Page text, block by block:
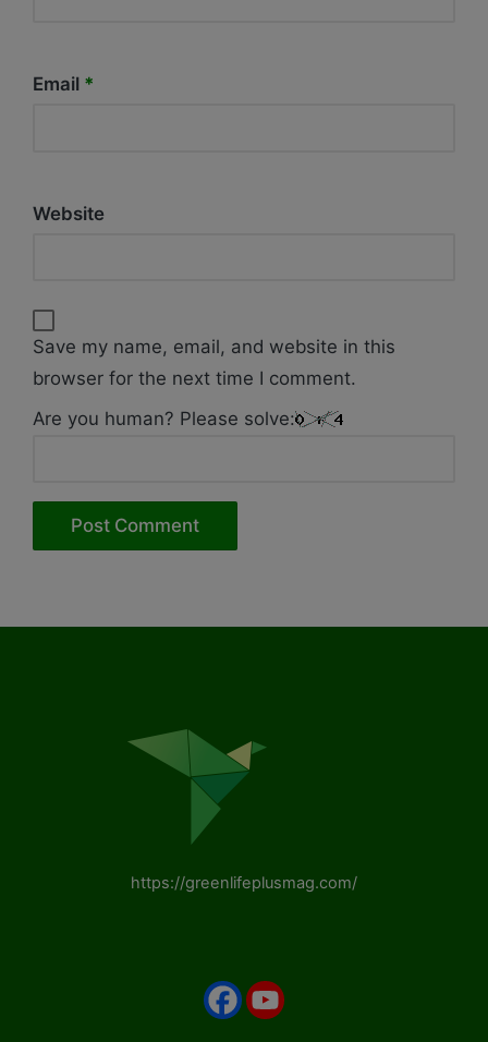
Email *
Website
Save my name, email, and website in this
browser for the next time I comment.
Are you human? Please solve:
https://greenlifeplusmag.com/